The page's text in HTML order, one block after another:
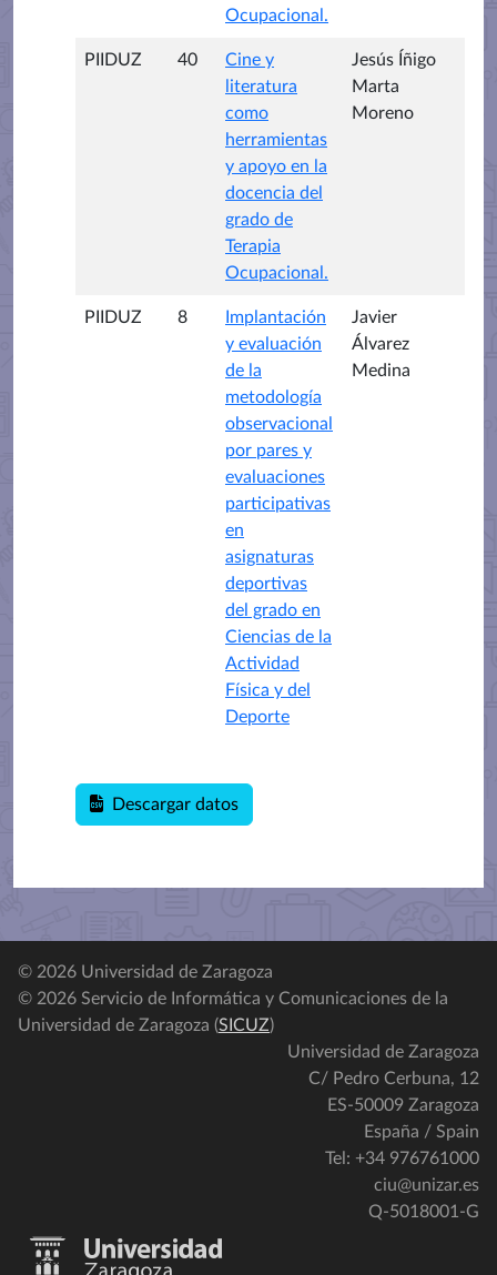
Ocupacional.
PIIDUZ 40
Cine y
literatura
como
herramientas
y apoyo en la
docencia del
grado de
Terapia
Ocupacional.
Jesús Íñigo
Marta
Moreno
PIIDUZ 8
Implantación
y evaluación
de la
metodología
observacional
por pares y
evaluaciones
participativas
en
asignaturas
deportivas
del grado en
Ciencias de la
Actividad
Física y del
Deporte
Javier
Álvarez
Medina
Descargar datos
© 2026 Universidad de Zaragoza
© 2026 Servicio de Informática y Comunicaciones de la
Universidad de Zaragoza (SICUZ)
Universidad de Zaragoza
C/ Pedro Cerbuna, 12
ES-50009 Zaragoza
España / Spain
Tel: +34 976761000
ciu@unizar.es
Q-5018001-G